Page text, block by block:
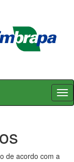
de acordo com a